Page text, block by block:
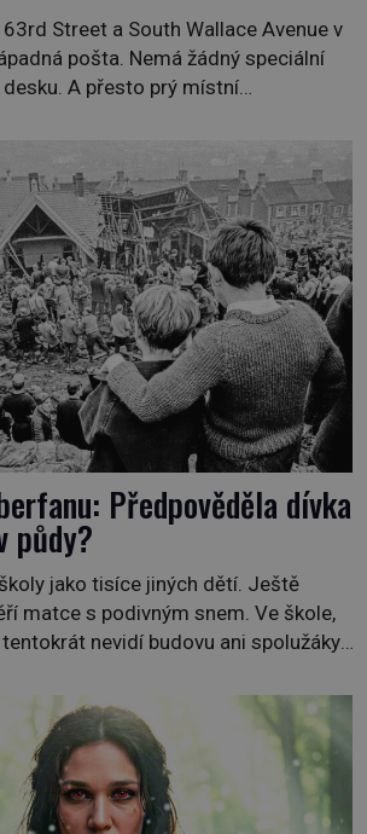
Street a South Wallace Avenue v
pošta. Nemá žádný speciální
A přesto prý místní
H. Holmes a také nejpropracovanější
americké kriminalistiky. Herman
přijíždí […]
Předpověděla dívka
půdy?
jako tisíce jiných dětí. Ještě
matce s podivným snem. Ve škole,
nevidí budovu ani spolužáky.
devítiletá Zahlédla vlastní
1966 se velšská vesnice Aberfan […]